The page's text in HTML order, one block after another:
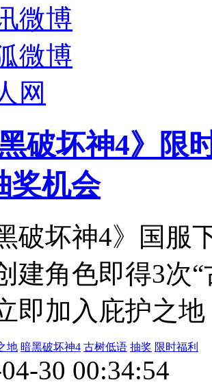
微博
微博
网
黑破坏神4》限
奖机会
破坏神4》国服
建角色即得3次
即加入庇护之地
地 暗黑破坏神4 古树低语 抽奖 限时福利
30 00:34:54